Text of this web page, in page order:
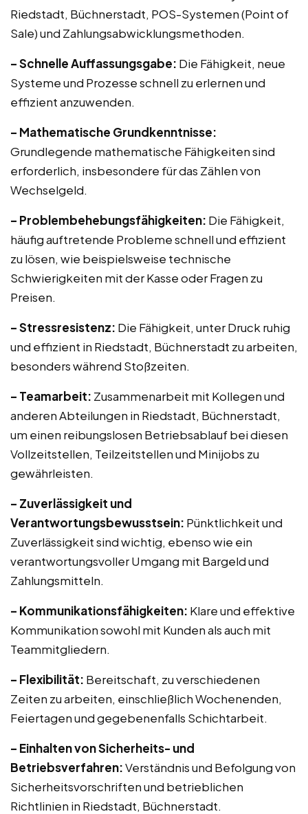
Riedstadt, Büchnerstadt, POS-Systemen (Point of
Sale) und Zahlungsabwicklungsmethoden.
– Schnelle Auffassungsgabe: Die Fähigkeit, neue
Systeme und Prozesse schnell zu erlernen und
effizient anzuwenden.
– Mathematische Grundkenntnisse:
Grundlegende mathematische Fähigkeiten sind
erforderlich, insbesondere für das Zählen von
Wechselgeld.
– Problembehebungsfähigkeiten: Die Fähigkeit,
häufig auftretende Probleme schnell und effizient
zu lösen, wie beispielsweise technische
Schwierigkeiten mit der Kasse oder Fragen zu
Preisen.
– Stressresistenz: Die Fähigkeit, unter Druck ruhig
und effizient in Riedstadt, Büchnerstadt zu arbeiten,
besonders während Stoßzeiten.
– Teamarbeit: Zusammenarbeit mit Kollegen und
anderen Abteilungen in Riedstadt, Büchnerstadt,
um einen reibungslosen Betriebsablauf bei diesen
Vollzeitstellen, Teilzeitstellen und Minijobs zu
gewährleisten.
– Zuverlässigkeit und
Verantwortungsbewusstsein: Pünktlichkeit und
Zuverlässigkeit sind wichtig, ebenso wie ein
verantwortungsvoller Umgang mit Bargeld und
Zahlungsmitteln.
– Kommunikationsfähigkeiten: Klare und effektive
Kommunikation sowohl mit Kunden als auch mit
Teammitgliedern.
– Flexibilität: Bereitschaft, zu verschiedenen
Zeiten zu arbeiten, einschließlich Wochenenden,
Feiertagen und gegebenenfalls Schichtarbeit.
– Einhalten von Sicherheits- und
Betriebsverfahren:Verständnis und Befolgung von
Sicherheitsvorschriften und betrieblichen
Richtlinien in Riedstadt, Büchnerstadt.